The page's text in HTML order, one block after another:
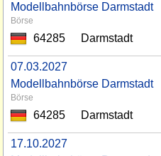
Modellbahnbörse Darmstadt
Börse
64285 Darmstadt
07.03.2027
Modellbahnbörse Darmstadt
Börse
64285 Darmstadt
17.10.2027